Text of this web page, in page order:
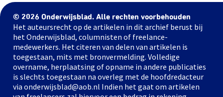
© 2026 Onderwijsblad. Alle rechten voorbehouden
Het auteursrecht op de artikelen in dit archief berust bij
het Onderwijsblad, columnisten of freelance-
medewerkers. Het citeren van delen van artikelen is
toegestaan, mits met bronvermelding. Volledige
overname, herplaatsing of opname in andere publicaties
is slechts toegestaan na overleg met de hoofdredacteur
via onderwijsblad@aob.nl Indien het gaat om artikelen